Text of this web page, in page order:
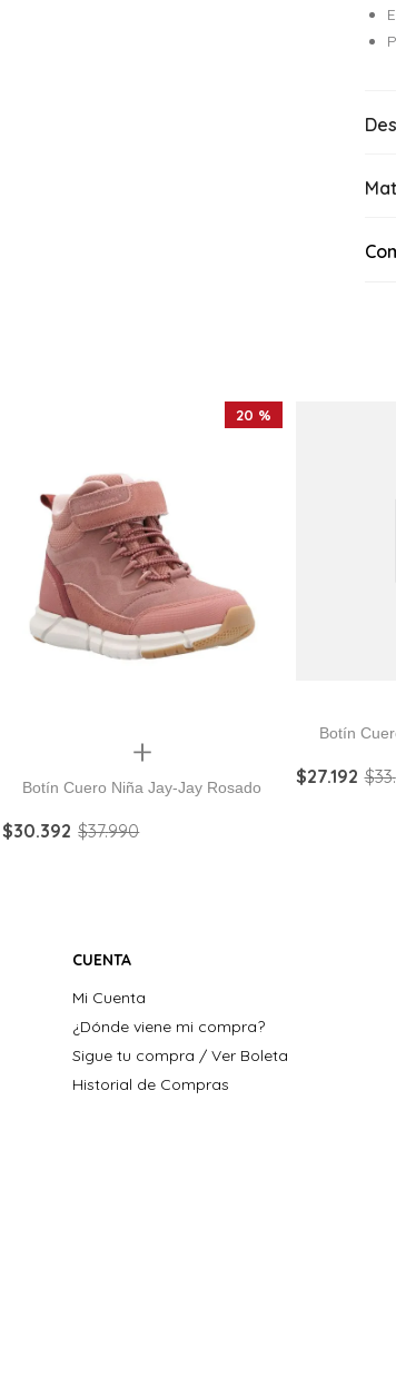
20 %
Quickview
Botín Cuero Niña Jay-Jay Rosado
$30.392 $37.990
Botín
$27.192 $33.
CUENTA
Mi Cuenta
¿Dónde viene mi compra?
Sigue tu compra / Ver Boleta
Historial de Compras